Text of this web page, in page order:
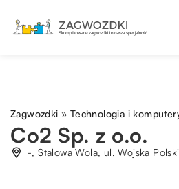
Zagwozdki » Technologia i
Co2 Sp. z o.o.
-, Stalowa Wola, ul. Wojska